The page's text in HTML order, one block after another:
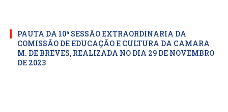
PAUTA DA 10ª SESSÃO EXTRAORDINARIA DA
COMISSÃO DE EDUCAÇÃO E CULTURA DA CAMARA
M. DE BREVES, REALIZADA NO DIA 29 DE NOVEMBRO
DE 2023